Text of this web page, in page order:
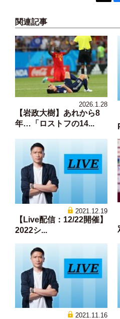
関連記事
2026.1.28
【岩政大樹】あれから8
年…「ロストフの14...
2021.12.19
【Live配信：12/22開催】
2022シ...
2021.11.16